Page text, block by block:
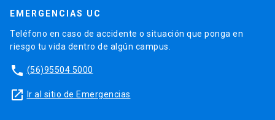
EMERGENCIAS UC
Teléfono en caso de accidente o situación que ponga en
riesgo tu vida dentro de algún campus.
phone (56)95504 5000
launch Ir al sitio de Emergencias